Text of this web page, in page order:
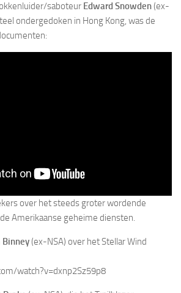
saboteur Edward Snowden(ex-
ondergedoken in Hong Kong, was de
over het steeds groter wordende
Amerikaanse geheime diensten.
(ex-NSA) over het Stellar Wind
watch?v=dxnp2Sz59p8